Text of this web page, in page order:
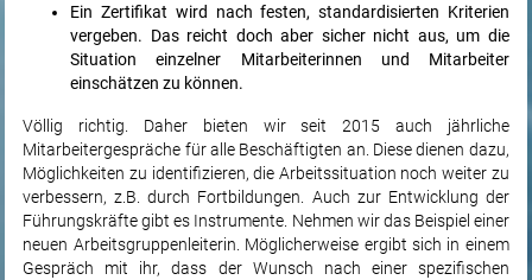
Ein Zertifikat wird nach festen, standardisierten Kriterien
vergeben. Das reicht doch aber sicher nicht aus, um die
Situation einzelner Mitarbeiterinnen und Mitarbeiter
einschätzen zu können.
Völlig richtig. Daher bieten wir seit 2015 auch jährliche
Mitarbeitergespräche für alle Beschäftigten an. Diese dienen dazu,
Möglichkeiten zu identifizieren, die Arbeitssituation noch weiter zu
verbessern, z.B. durch Fortbildungen. Auch zur Entwicklung der
Führungskräfte gibt es Instrumente. Nehmen wir das Beispiel einer
neuen Arbeitsgruppenleiterin. Möglicherweise ergibt sich in einem
Gespräch mit ihr, dass der Wunsch nach einer spezifischen